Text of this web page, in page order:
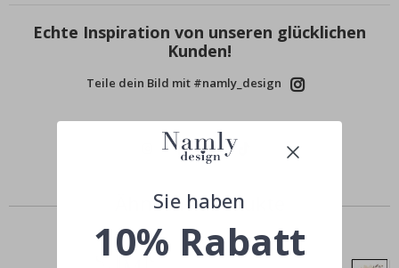
Echte Inspiration von unseren glücklichen
Kunden!
Teile dein Bild mit #namly_design
Ähnliche Produkte
Sie haben
10% Rabatt